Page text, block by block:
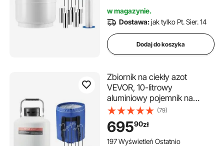
do przechowywania nasienia,
do zastosowań naukowych
w magazynie.
Dostawa:jak tylko Pt. Sier. 14
Dodaj do koszyka
Zbiornik na ciekły azot
VEVOR, 10-litrowy
aluminiowy pojemnik na
ciekły azot, zbiornik Dewara
na LN2 z 6 kanistrami i torbą
transportową z paskami,
zbiornik kriogeniczny do
(79)
69590zł
197 Wyświetleń Ostatnio